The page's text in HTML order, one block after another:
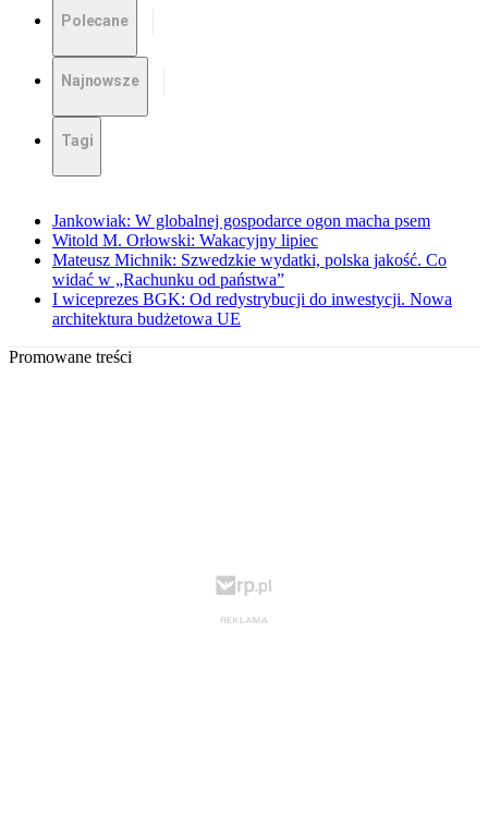
Polecane
Najnowsze
Tagi
Jankowiak: W globalnej gospodarce ogon macha psem
Witold M. Orłowski: Wakacyjny lipiec
Mateusz Michnik: Szwedzkie wydatki, polska jakość. Co
widać w „Rachunku od państwa”
I wiceprezes BGK: Od redystrybucji do inwestycji. Nowa
architektura budżetowa UE
Promowane treści